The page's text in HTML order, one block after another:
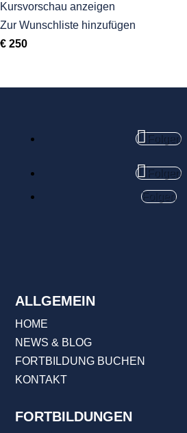
Kursvorschau anzeigen
Zur Wunschliste hinzufügen
€ 250
Folgen
Folgen
Folgen
ALLGEMEIN
HOME
NEWS & BLOG
FORTBILDUNG BUCHEN
KONTAKT
FORTBILDUNGEN